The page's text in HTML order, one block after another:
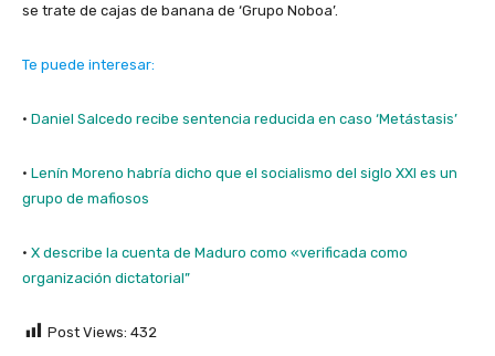
se trate de cajas de banana de ‘Grupo Noboa’.
Te puede interesar:
· Daniel Salcedo recibe sentencia reducida en caso ‘Metástasis’
· Lenín Moreno habría dicho que el socialismo del siglo XXI es un
grupo de mafiosos
· X describe la cuenta de Maduro como «verificada como
organización dictatorial”
Post Views: 432